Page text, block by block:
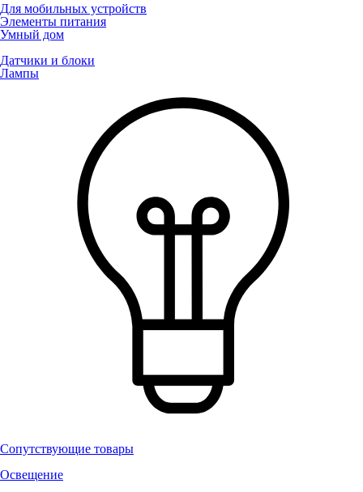
Для мобильных устройств
Элементы питания
Умный дом
Датчики и блоки
Лампы
Сопутствующие товары
Освещение